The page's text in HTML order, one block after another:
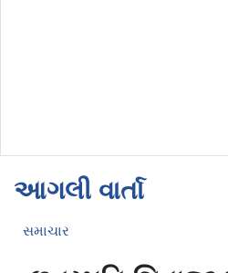
આગલી વાર્તા
સમાચાર